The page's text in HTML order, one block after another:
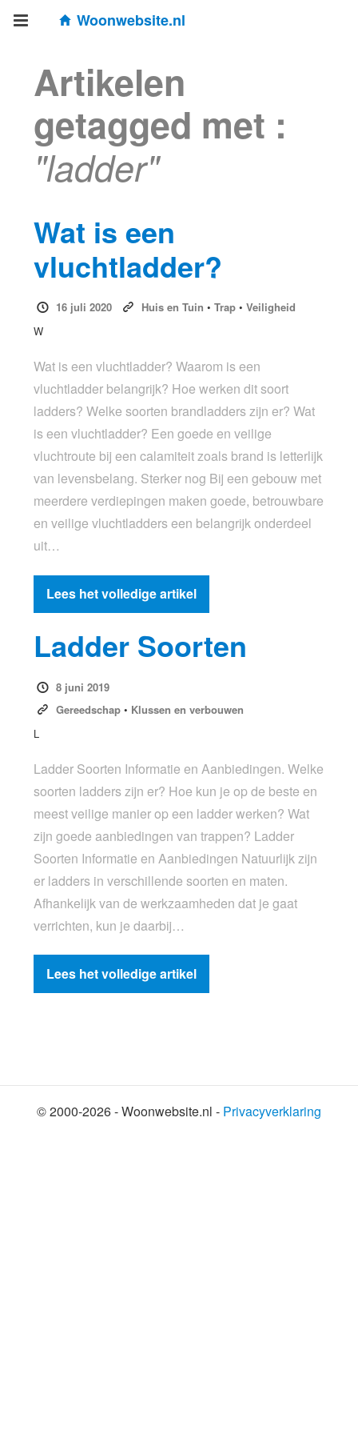
Woonwebsite.nl
Artikelen
getagged met :
"ladder"
Wat is een
vluchtladder?
16 juli 2020 Huis en Tuin •Trap •Veiligheid
W
Wat is een vluchtladder? Waarom is een
vluchtladder belangrijk? Hoe werken dit soort
ladders? Welke soorten brandladders zijn er? Wat
is een vluchtladder? Een goede en veilige
vluchtroute bij een calamiteit zoals brand is letterlijk
van levensbelang. Sterker nog Bij een gebouw met
meerdere verdiepingen maken goede, betrouwbare
en veilige vluchtladders een belangrijk onderdeel
uit…
Lees het volledige artikel
Ladder Soorten
8 juni 2019
Gereedschap• Klussen en verbouwen
L
Ladder Soorten Informatie en Aanbiedingen. Welke
soorten ladders zijn er? Hoe kun je op de beste en
meest veilige manier op een ladder werken? Wat
zijn goede aanbiedingen van trappen? Ladder
Soorten Informatie en Aanbiedingen Natuurlijk zijn
er ladders in verschillende soorten en maten.
Afhankelijk van de werkzaamheden dat je gaat
verrichten, kun je daarbij…
Lees het volledige artikel
© 2000-2026 - Woonwebsite.nl - Privacyverklaring